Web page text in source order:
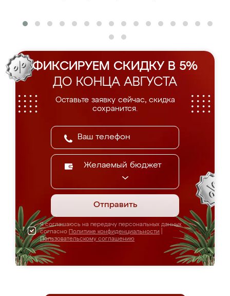
ФИКСИРУЕМ СКИДКУ В 5%
ДО КОНЦА АВГУСТА
Оставьте заявку сейчас, скидка
сохранится.
Желаемый бюджет
Отправить
Я соглашаюсь на передачу персональных данных
согласно Политике конфиденциальности
Пользовательскому соглашению